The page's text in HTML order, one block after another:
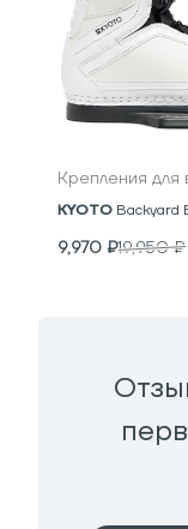
Крепления для
KYOTO Backyard
9,970 ₽19,950₽